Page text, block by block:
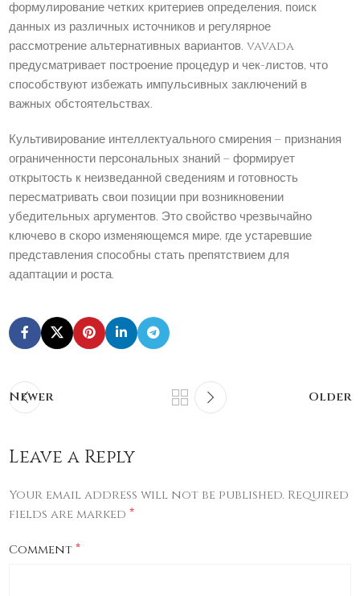
формулирование четких критериев определения, поиск
данных из различных источников и регулярное
рассмотрение альтернативных вариантов. vavada
предусматривает построение процедур и чек-листов, что
способствуют избежать импульсивных заключений в
важных обстоятельствах.
Культивирование интеллектуального смирения – признания
ограниченности персональных знаний – формирует
открытость к неизведанной сведениям и готовность
пересматривать свои позиции при возникновении
убедительных аргументов. Это свойство чрезвычайно
ключево в скоро изменяющемся мире, где устаревшие
представления способны стать препятствием для
адаптации и роста.
Newer Older
Leave a Reply
Your email address will not be published. Required
fields are marked*
Comment*